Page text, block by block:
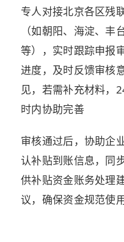
专人对接北京各区残
（如朝阳、海淀、丰
等），实时跟踪申报
进度，及时反馈审核
见，若需补充材料，
时内协助完善
审核通过后，协助企
认补贴到账信息，同
供补贴资金账务处理
议，确保资金规范使